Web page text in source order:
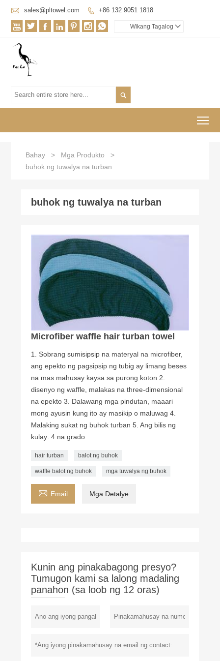
 sales@pltowel.com  +86 132 9051 1818
       Wikang Tagalog 

Bahay > Mga Produkto
>
buhok ng tuwalya na turban
buhok ng tuwalya na turban
Microfiber waffle hair turban towel
1. Sobrang sumisipsip na materyal na microfiber,
ang epekto ng pagsipsip ng tubig ay limang beses
na mas mahusay kaysa sa purong koton 2.
disenyo ng waffle, malakas na three-dimensional
na epekto 3. Dalawang mga pindutan, maaari
mong ayusin kung ito ay masikip o maluwag 4.
Malaking sukat ng buhok turban 5. Ang bilis ng
kulay: 4 na grado
hair turban balot ng buhok
waffle balot ng buhok mga tuwalya ng buhok
 Email Mga Detalye
Kunin ang pinakabagong presyo?
Tumugon kami sa lalong madaling
panahon (sa loob ng 12 oras)